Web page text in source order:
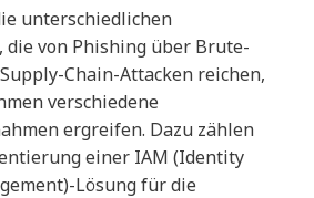
unterschiedlichen
von Phishing über Brute-
Chain-Attacken reichen,
verschiedene
ergreifen. Dazu zählen
einer IAM (Identity
Lösung für die